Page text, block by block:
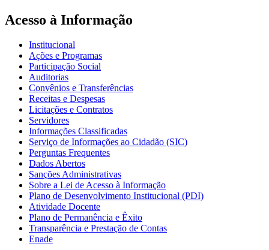
Acesso à Informação
Institucional
Ações e Programas
Participação Social
Auditorias
Convênios e Transferências
Receitas e Despesas
Licitações e Contratos
Servidores
Informações Classificadas
Serviço de Informações ao Cidadão (SIC)
Perguntas Frequentes
Dados Abertos
Sanções Administrativas
Sobre a Lei de Acesso à Informação
Plano de Desenvolvimento Institucional (PDI)
Atividade Docente
Plano de Permanência e Êxito
Transparência e Prestação de Contas
Enade